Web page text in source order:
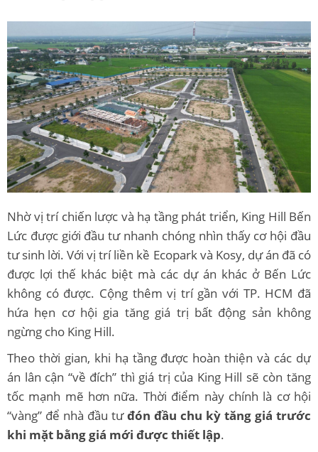
Nhờ vị trí chiến lược và hạ tầng phát triển, King Hill Bến
Lức được giới đầu tư nhanh chóng nhìn thấy cơ hội đầu
tư sinh lời. Với vị trí liền kề Ecopark và Kosy, dự án đã có
được lợi thế khác biệt mà các dự án khác ở Bến Lức
không có được. Cộng thêm vị trí gần với TP. HCM đã
hứa hẹn cơ hội gia tăng giá trị bất động sản không
ngừng cho King Hill.
Theo thời gian, khi hạ tầng được hoàn thiện và các dự
án lân cận “về đích” thì giá trị của King Hill sẽ còn tăng
tốc mạnh mẽ hơn nữa. Thời điểm này chính là cơ hội
“vàng” để nhà đầu tưđón đầu chu kỳ tăng giá trước
khi mặt bằng giá mới được thiết lập.